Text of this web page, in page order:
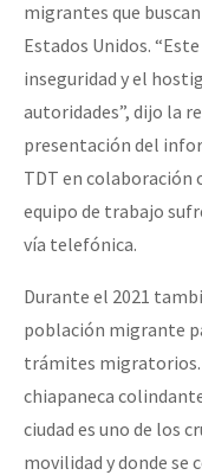
Medios Libres
COVID-19
Eventos
Contacto
migrantes que
Estados Unidos.
inseguridad y el
autoridades”, dijo la
presentación del
TDT en colaboración
equipo de trabajo
vía telefónica.
Durante el 2021
población migrante
trámites migratorios.
chiapaneca
ciudad es uno de los
movilidad y donde se